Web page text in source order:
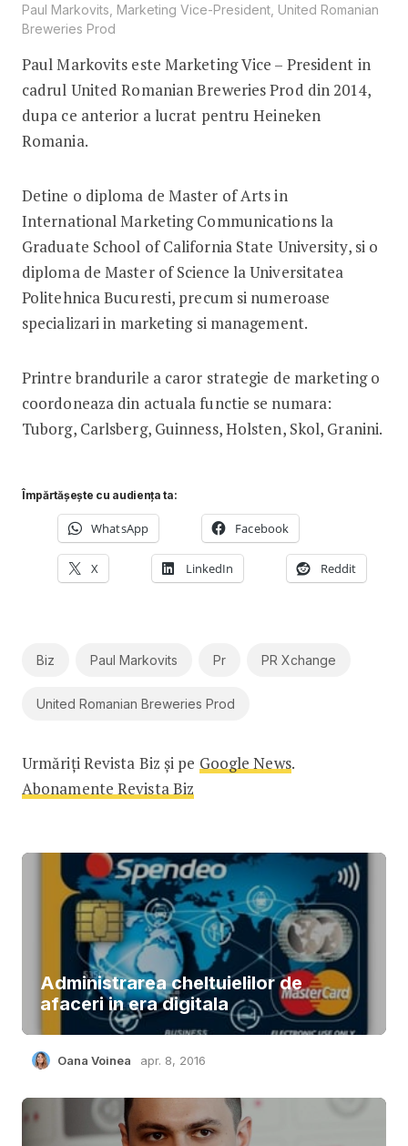
Paul Markovits, Marketing Vice-President, United Romanian
Breweries Prod
Paul Markovits este Marketing Vice – President in
cadrul United Romanian Breweries Prod din 2014,
dupa ce anterior a lucrat pentru Heineken
Romania.
Detine o diploma de Master of Arts in
International Marketing Communications la
Graduate School of California State University, si o
diploma de Master of Science la Universitatea
Politehnica Bucuresti, precum si numeroase
specializari in marketing si management.
Printre brandurile a caror strategie de marketing o
coordoneaza din actuala functie se numara:
Tuborg, Carlsberg, Guinness, Holsten, Skol, Granini.
Împărtășește cu audiența ta:
WhatsApp Facebook
X LinkedIn Reddit
Biz Paul Markovits Pr PR Xchange
United Romanian Breweries Prod
Urmăriți Revista Biz și pe Google News.
Abonamente Revista Biz
Administrarea cheltuielilor de
afaceri in era digitala
Oana Voinea apr. 8, 2016